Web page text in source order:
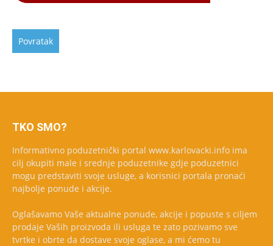
TKO SMO?
Informativno poduzetnički portal www.karlovacki.info ima
cilj okupiti male i srednje poduzetnike gdje poduzetnici
mogu predstaviti svoje usluge, a korisnici portala pronaći
najbolje ponude i akcije.
Oglašavamo Vaše aktualne ponude, akcije i popuste s ciljem
prodaje Vaših proizvoda ili usluga te zato pozivamo sve
tvrtke i obrte da dostave svoje oglase, a mi ćemo tu